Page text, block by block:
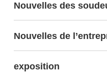
Nouvelles des
Nouvelles de
exposition